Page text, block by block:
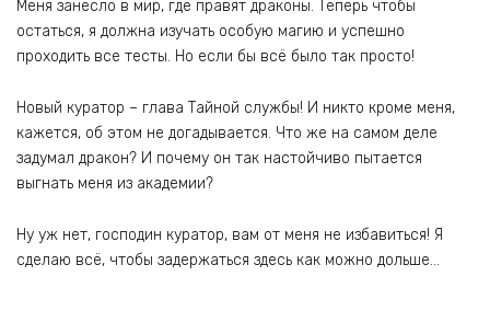
Меня занесло в мир, где правят драконы. Теперь чтобы
остаться, я должна изучать особую магию и успешно
проходить все тесты. Но если бы всё было так просто!
Новый куратор – глава Тайной службы! И никто кроме меня,
кажется, об этом не догадывается. Что же на самом деле
задумал дракон? И почему он так настойчиво пытается
выгнать меня из академии?
Ну уж нет, господин куратор, вам от меня не избавиться! Я
сделаю всё, чтобы задержаться здесь как можно дольше…